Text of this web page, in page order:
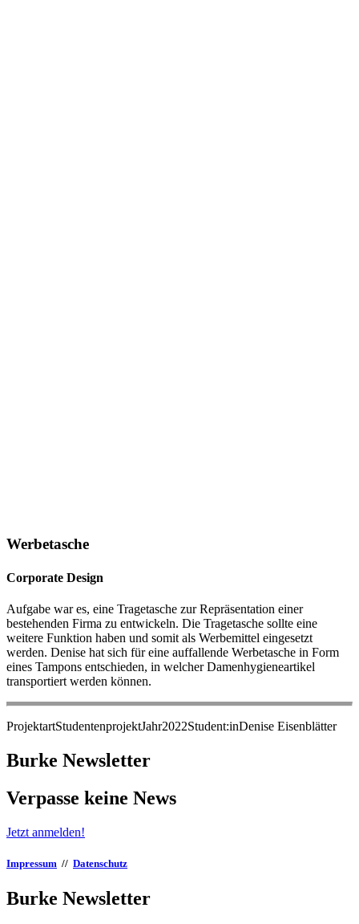
Werbetasche
Corporate Design
Aufgabe war es, eine Tragetasche zur Repräsentation einer
bestehenden Firma zu entwickeln. Die Tragetasche sollte eine
weitere Funktion haben und somit als Werbemittel eingesetzt
werden. Denise hat sich für eine auffallende Werbetasche in Form
eines Tampons entschieden, in welcher Damenhygieneartikel
transportiert werden können.
ProjektartStudentenprojektJahr2022Student:inDenise Eisenblätter
Burke Newsletter
Verpasse keine News
Jetzt anmelden!
Impressum // Datenschutz
Burke Newsletter